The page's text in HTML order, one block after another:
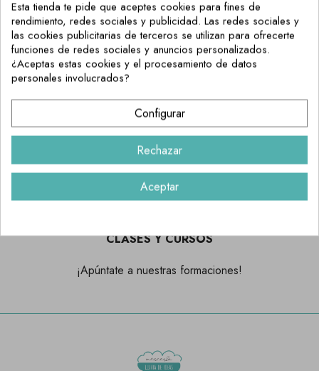
TIENDA FÍSICA
Compra online y Recoge en Tienda Física
ENVÍO 24H. HÁBILES
Preparamos tu envío y lo recibes en 24h. hábiles en tu casa.
CLASES Y CURSOS
¡Apúntate a nuestras formaciones!
Esta tienda te pide que aceptes cookies para fines de
rendimiento, redes sociales y publicidad. Las redes sociales y
las cookies publicitarias de terceros se utilizan para ofrecerte
funciones de redes sociales y anuncios personalizados.
¿Aceptas estas cookies y el procesamiento de datos
personales involucrados?
Configurar
Rechazar
Aceptar